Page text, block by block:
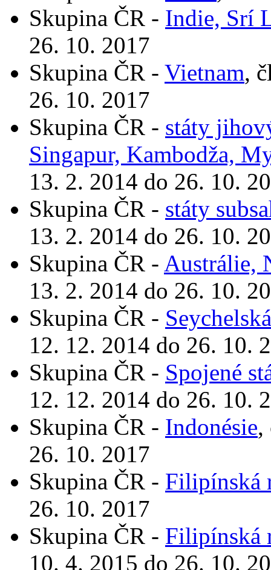
Skupina ČR - Indie, Srí
26. 10. 2017
Skupina ČR - Vietnam,
26. 10. 2017
Skupina ČR - státy
Singapur, Kambodža,
13. 2. 2014 do 26. 10.
Skupina ČR - státy
13. 2. 2014 do 26. 10.
Skupina ČR - Austrálie,
13. 2. 2014 do 26. 10.
Skupina ČR -
12. 12. 2014 do 26. 10.
Skupina ČR - Spojené
12. 12. 2014 do 26. 10.
Skupina ČR - Indonésie,
26. 10. 2017
Skupina ČR - Filipínská
26. 10. 2017
Skupina ČR - Filipínská
10. 4. 2015 do 26. 10.